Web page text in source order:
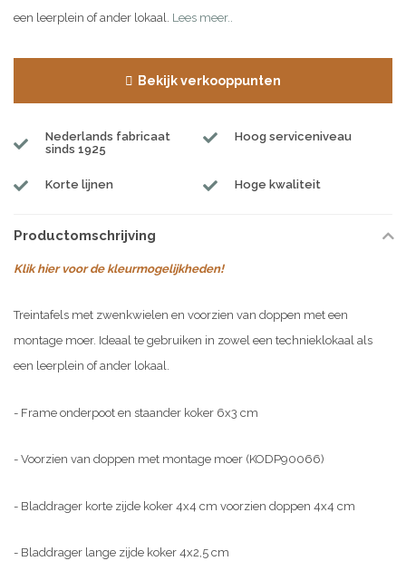
een leerplein of ander lokaal. Lees meer..
Bekijk verkooppunten
Nederlands fabricaat
sinds 1925
Hoog serviceniveau
Korte lijnen Hoge kwaliteit
Productomschrijving
Klik hier voor de kleurmogelijkheden!
Treintafels met zwenkwielen en voorzien van doppen met een
montage moer. Ideaal te gebruiken in zowel een technieklokaal als
een leerplein of ander lokaal.
- Frame onderpoot en staander koker 6x3 cm
- Voorzien van doppen met montage moer (KODP90066)
- Bladdrager korte zijde koker 4x4 cm voorzien doppen 4x4 cm
- Bladdrager lange zijde koker 4x2,5 cm